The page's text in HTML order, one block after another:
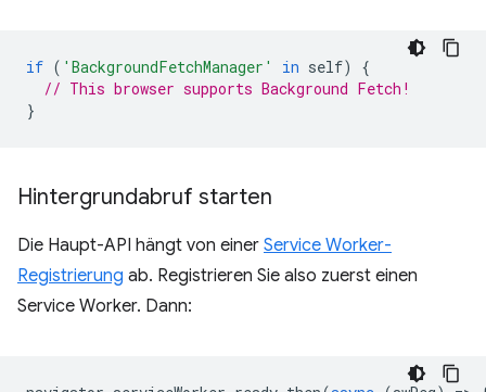
if ( 'BackgroundFetchManager' in self)
{
// This browser supports Background Fetch!
}
Hintergrundabruf starten
Die Haupt-API hängt von einer Service Worker-
Registrierung ab. Registrieren Sie also zuerst einen
Service Worker. Dann: